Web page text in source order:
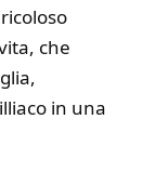
che
in una